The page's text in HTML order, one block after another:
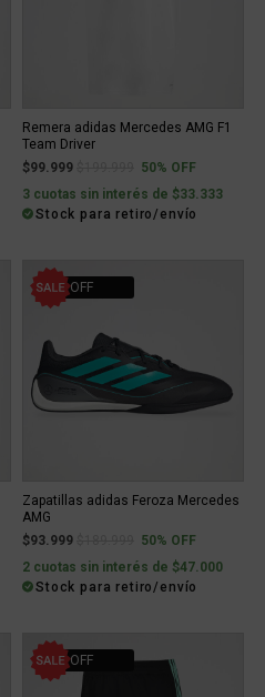
Remera adidas Mercedes AMG F1
Team Driver
$99.999
Price reduced from
to50% OFF
3 cuotas sin interés de $33.333
Stock para retiro/envío
50% OFF
Zapatillas adidas Feroza Mercedes
AMG
$93.999
Price reduced from
to50% OFF
2 cuotas sin interés de $47.000
Stock para retiro/envío
50% OFF